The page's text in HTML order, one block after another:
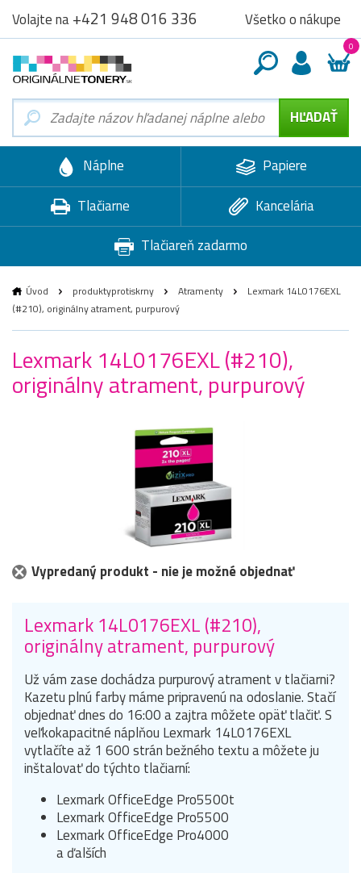
Volajte na+421 948 016 336 Všetko o nákupe
0
Náplne
Papiere
Tlačiarne
Kancelária
Tlačiareň zadarmo
Úvod produktyprotiskrny Atramenty
Lexmark 14L0176EXL
(#210), originálny atrament, purpurový
Lexmark 14L0176EXL (#210),
originálny atrament, purpurový
Vypredaný produkt - nie je možné objednať
Lexmark 14L0176EXL (#210),
originálny atrament, purpurový
Už vám zase dochádza purpurový atrament v tlačiarni?
Kazetu plnú farby máme pripravenú na odoslanie. Stačí
objednať dnes do 16:00 a zajtra môžete opäť tlačiť. S
veľkokapacitné náplňou Lexmark 14L0176EXL
vytlačíte až 1 600 strán bežného textu a môžete ju
inštalovať do týchto tlačiarní:
Lexmark OfficeEdge Pro5500t
Lexmark OfficeEdge Pro5500
Lexmark OfficeEdge Pro4000
a ďalších